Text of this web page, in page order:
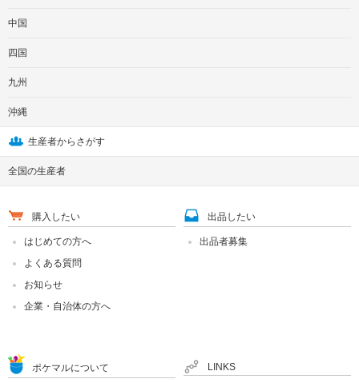
中国
四国
九州
沖縄
生産者からさがす
全国の生産者
購入したい
はじめての方へ
よくある質問
お知らせ
企業・自治体の方へ
出品したい
出品者募集
ポケマルについて LINKS